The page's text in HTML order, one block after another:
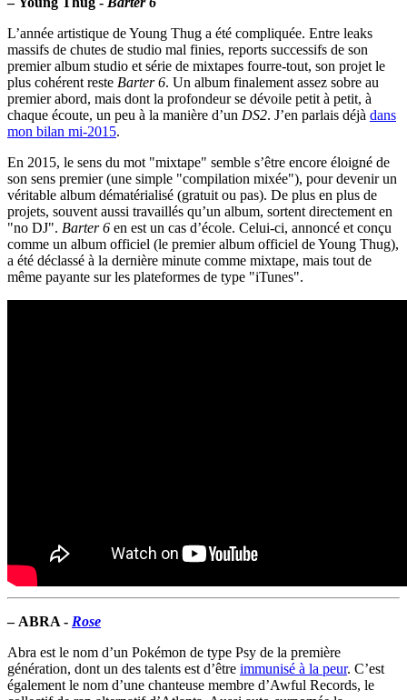
L’année artistique de Young Thug a été compliquée. Entre leaks
massifs de chutes de studio mal finies, reports successifs de son
premier album studio et série de mixtapes fourre-tout, son projet le
plus cohérent reste Barter 6. Un album finalement assez sobre au
premier abord, mais dont la profondeur se dévoile petit à petit, à
chaque écoute, un peu à la manière d’un DS2. J’en parlais déjà dans
mon bilan mi-2015.
En 2015, le sens du mot "mixtape" semble s’être encore éloigné de
son sens premier (une simple "compilation mixée"), pour devenir un
véritable album dématérialisé (gratuit ou pas). De plus en plus de
projets, souvent aussi travaillés qu’un album, sortent directement en
"no DJ". Barter 6 en est un cas d’école. Celui-ci, annoncé et conçu
comme un album officiel (le premier album officiel de Young Thug),
a été déclassé à la dernière minute comme mixtape, mais tout de
même payante sur les plateformes de type "iTunes".
– ABRA - Rose
Abra est le nom d’un Pokémon de type Psy de la première
génération, dont un des talents est d’être immunisé à la peur. C’est
également le nom d’une chanteuse membre d’Awful Records, le